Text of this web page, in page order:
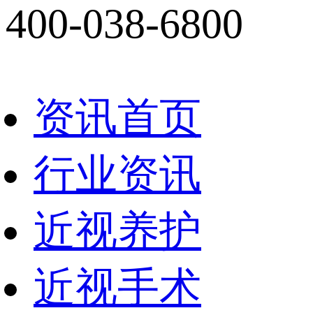
400-038-6800
资讯首页
行业资讯
近视养护
近视手术